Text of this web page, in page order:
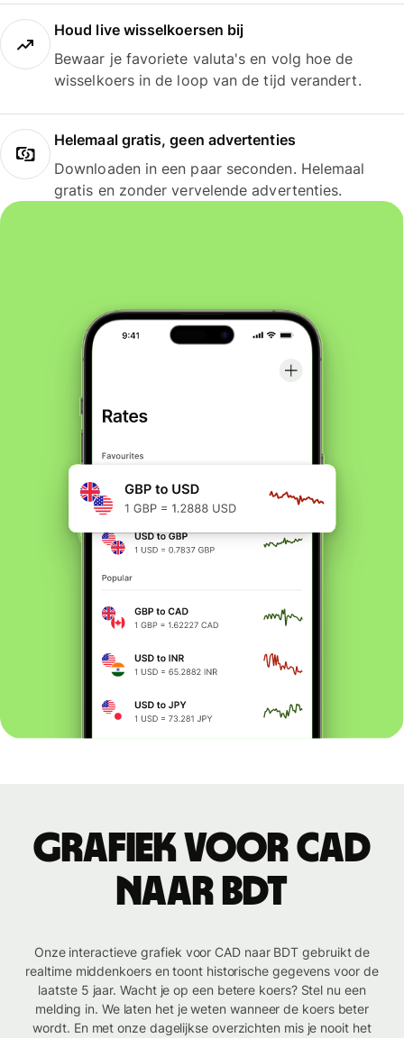
Houd live wisselkoersen bij
Bewaar je favoriete valuta's en volg hoe de
wisselkoers in de loop van de tijd verandert.
Helemaal gratis, geen advertenties
Downloaden in een paar seconden. Helemaal
gratis en zonder vervelende advertenties.
Grafiek voor CAD
naar BDT
Onze interactieve grafiek voor CAD naar BDT gebruikt de
realtime middenkoers en toont historische gegevens voor de
laatste 5 jaar. Wacht je op een betere koers? Stel nu een
melding in. We laten het je weten wanneer de koers beter
wordt. En met onze dagelijkse overzichten mis je nooit het